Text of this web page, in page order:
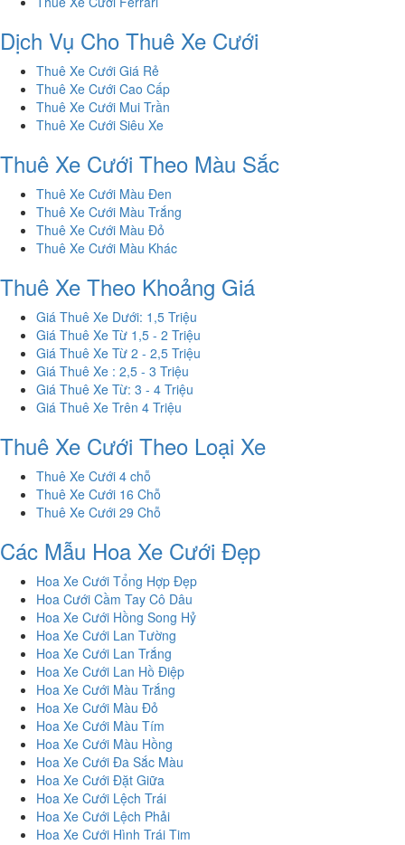
Dịch Vụ Cho Thuê Xe Cưới
Thuê Xe Cưới Giá Rẻ
Thuê Xe Cưới Cao Cấp
Thuê Xe Cưới Mui Trần
Thuê Xe Cưới Siêu Xe
Thuê Xe Cưới Theo Màu Sắc
Thuê Xe Cưới Màu Đen
Thuê Xe Cưới Màu Trắng
Thuê Xe Cưới Màu Đỏ
Thuê Xe Cưới Màu Khác
Thuê Xe Theo Khoảng Giá
Giá Thuê Xe Dưới: 1,5 Triệu
Giá Thuê Xe Từ 1,5 - 2 Triệu
Giá Thuê Xe Từ 2 - 2,5 Triệu
Giá Thuê Xe : 2,5 - 3 Triệu
Giá Thuê Xe Từ: 3 - 4 Triệu
Giá Thuê Xe Trên 4 Triệu
Thuê Xe Cưới Theo Loại Xe
Thuê Xe Cưới 4 chỗ
Thuê Xe Cưới 16 Chỗ
Thuê Xe Cưới 29 Chỗ
Các Mẫu Hoa Xe Cưới Đẹp
Hoa Xe Cưới Tổng Hợp Đẹp
Hoa Cưới Cầm Tay Cô Dâu
Hoa Xe Cưới Hồng Song Hỷ
Hoa Xe Cưới Lan Tường
Hoa Xe Cưới Lan Trắng
Hoa Xe Cưới Lan Hồ Điệp
Hoa Xe Cưới Màu Trắng
Hoa Xe Cưới Màu Đỏ
Hoa Xe Cưới Màu Tím
Hoa Xe Cưới Màu Hồng
Hoa Xe Cưới Đa Sắc Màu
Hoa Xe Cưới Đặt Giữa
Hoa Xe Cưới Lệch Trái
Hoa Xe Cưới Lệch Phải
Hoa Xe Cưới Hình Trái Tim